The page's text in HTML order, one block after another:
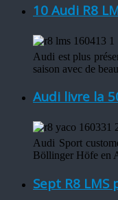
10 Audi R8
Audi est plus
saison avec de
Audi livre la
Audi Sport
Böllinger Höfe en
Sept R8 LMS